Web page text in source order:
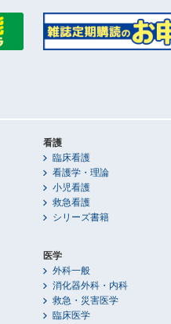
看護
臨床看護
看護学・理論
小児看護
救急看護
シリーズ書籍
医学
外科一般
消化器外科・内科
救急・災害医学
臨床医学